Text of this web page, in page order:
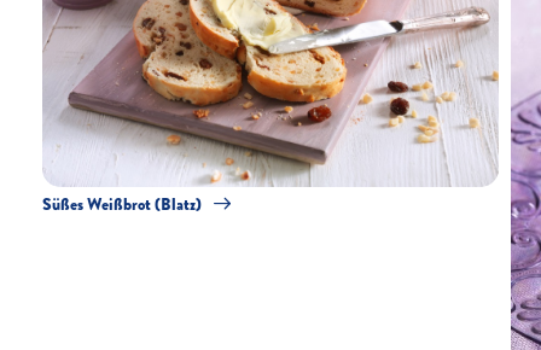
Süßes Weißbrot (Blatz)